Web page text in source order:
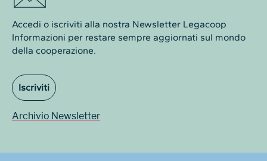
Accedi o iscriviti alla nostra Newsletter Legacoop
Informazioni per restare sempre aggiornati sul mondo
della cooperazione.
Iscriviti
Archivio Newsletter